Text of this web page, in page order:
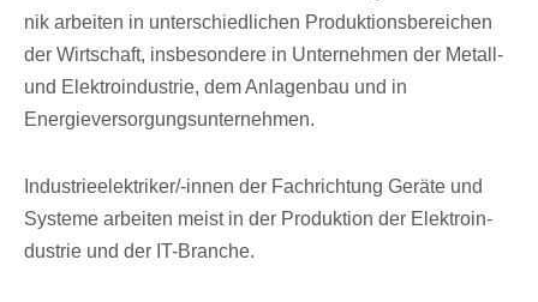
nik arbei­ten in unter­schied­li­chen Produk­ti­ons­be­rei­chen
der Wirt­schaft, insbe­son­dere in Unter­neh­men der Metall-
und Elek­tro­in­dus­trie, dem Anla­gen­bau und in
Energieversorgungsunternehmen.
Indus­trie­elek­tri­ker/-innen der Fach­rich­tung Geräte und
Systeme arbei­ten meist in der Produk­tion der Elek­tro­in­
dus­trie und der IT-Branche.